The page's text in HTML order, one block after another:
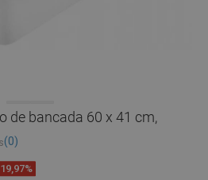
de bancada 60 x 41 cm,
(0)
19,97%